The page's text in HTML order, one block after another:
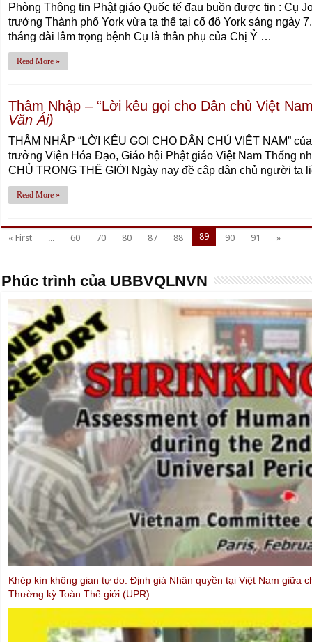
Phòng Thông tin Phật giáo Quốc tế đau buồn được tin : Cụ
trưởng Thành phố York vừa tạ thế tại cố đô York sáng ngày
tháng dài lâm trọng bệnh Cụ là thân phụ của Chị Ỷ …
Read More »
Thâm Nhập – “Lời kêu gọi cho Dân chủ Việt
Văn Ái)
THÂM NHẬP “LỜI KÊU GỌI CHO DÂN CHỦ VIỆT NAM”
trưởng Viện Hóa Ðạo, Giáo hội Phật giáo Việt Nam Thống
CHỦ TRONG THẾ GIỚI Ngày nay đề cập dân chủ người ta
Read More »
« First ... 60 70 80 87 88 89 90 91 »
Phúc trình của UBBVQLNVN